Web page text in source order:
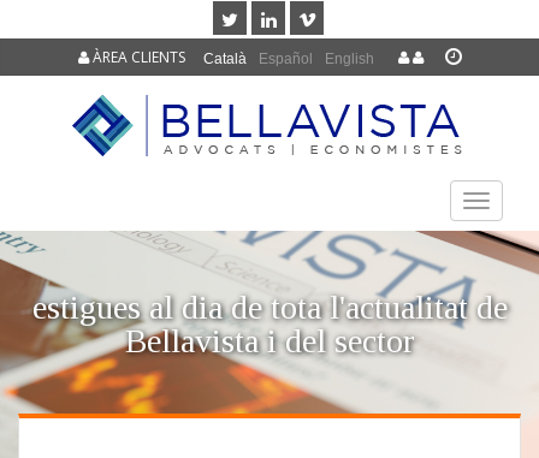
Català Español English
ÀREA CLIENTS
TOGGLE
estigues al dia de tota l'actualitat de
Bellavista i del sector